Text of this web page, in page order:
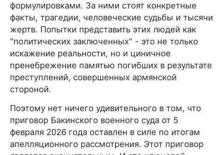
формулировками. За ними стоят конкретные
факты, трагедии, человеческие судьбы и тысячи
жертв. Попытки представить этих людей как
"политических заключенных" - это не только
искажение реальности, но и циничное
пренебрежение памятью погибших в результате
преступлений, совершенных армянской
стороной.
Поэтому нет ничего удивительного в том, что
приговор Бакинского военного суда от 5
февраля 2026 года оставлен в силе по итогам
апелляционного рассмотрения. Этот приговор